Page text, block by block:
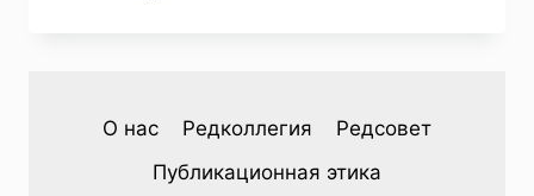
НЕЗЕМАНН.
ДЛЯ
О нас Редколлегия
Редсовет
Публикационная этика